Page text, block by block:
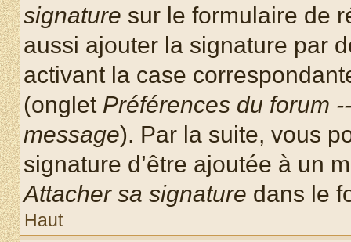
signature sur le formulaire de
aussi ajouter la signature par
activant la case
(onglet Préférences du forum
message). Par la suite, vous
signature d’être ajoutée à un
Attacher sa signature dans le
Haut